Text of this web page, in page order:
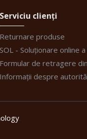
Serviciu clienți
Returnare produse
SOL - Soluționare online
Formular de retragere
Informații despre
.